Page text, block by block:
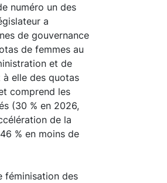
numéro un des
a
de gouvernance
de femmes au
et de
à elle des quotas
comprend les
(30 % en 2026,
de la
% en moins de
féminisation des